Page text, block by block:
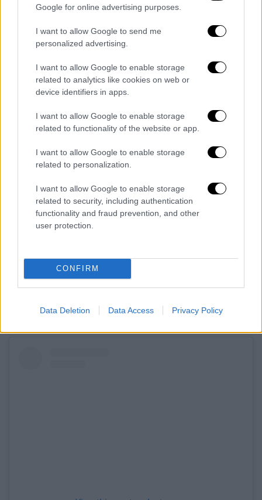
Google for online advertising purposes.
I want to allow Google to send me
personalized advertising.
I want to allow Google to enable storage
related to analytics like cookies on web or
device identifiers in apps.
I want to allow Google to enable storage
related to functionality of the website or app.
I want to allow Google to enable storage
related to personalization.
I want to allow Google to enable storage
related to security, including authentication
functionality and fraud prevention, and other
user protection.
CONFIRM
Data Deletion Data Access Privacy Policy
View this post on Instagram